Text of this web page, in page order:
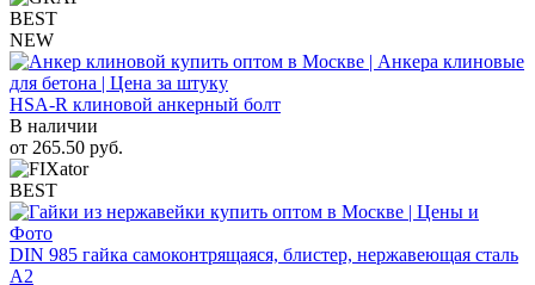
BEST
NEW
HSA-R клиновой анкерный болт
В наличии
от 265.50 руб.
BEST
DIN 985 гайка самоконтрящаяся, блистер, нержавеющая сталь
A2